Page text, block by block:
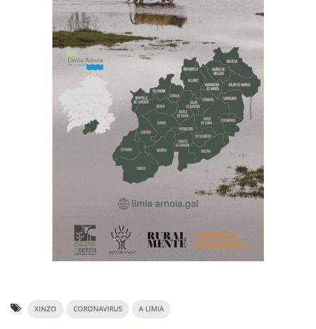
XINZO CORONAVIRUS A LIMIA